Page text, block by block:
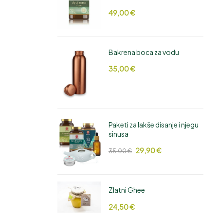
49,00€
Bakrena boca za vodu
35,00€
Paketi za lakše disanje i njegu
sinusa
35,00€ 29,90€
Zlatni Ghee
24,50€